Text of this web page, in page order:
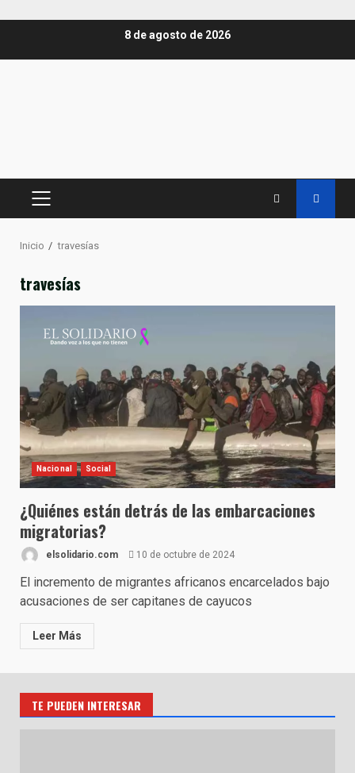
8 de agosto de 2026
MENÚ
Inicio travesías
travesías
Nacional Social
¿Quiénes están detrás de las embarcaciones
migratorias?
elsolidario.com 10 de octubre de 2024
El incremento de migrantes africanos encarcelados bajo
acusaciones de ser capitanes de cayucos
Leer Más
TE PUEDEN INTERESAR